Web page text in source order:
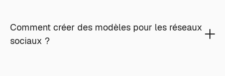
Comment créer des modèles pour les réseaux
sociaux ?